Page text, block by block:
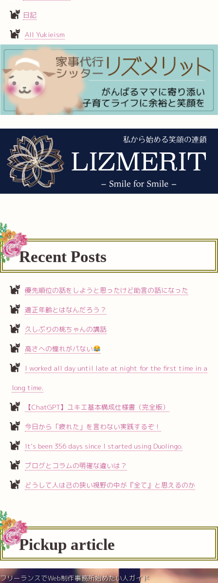
日記
All Yukieism
Recent Posts
優先順位の話をしようと思ったけど助言の話になった
適正年齢とはなんだろう？
久しぶりの桃ちゃんの講話
高さへの憧れがパない
I worked all day until late at night for the first time in a
long time.
【ChatGPT】ユキエ基本構成仕様書（完全版）
今日から「疲れた」を言わない実践するぞ！
It’s been 356 days since I started using Duolingo.
ブログとコラムの明確な違いは？
どうして人は己の狭い視野の中が『全て』と思えるのか
Pickup article
フリーランスでWeb制作事務所始めたい人ガイド